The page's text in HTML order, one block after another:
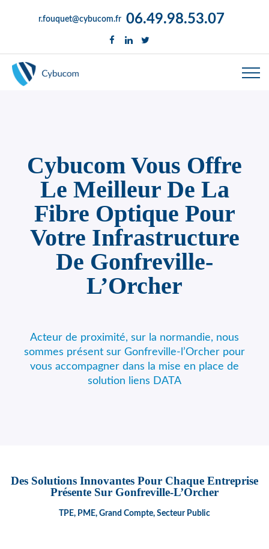
r.fouquet@cybucom.fr 06.49.98.53.07
Cybucom Vous Offre
Le Meilleur De La
Fibre Optique Pour
Votre Infrastructure
De Gonfreville-
L’Orcher
Acteur de proximité, sur la normandie, nous
sommes présent sur Gonfreville-l’Orcher pour
vous accompagner dans la mise en place de
solution liens DATA
Des Solutions Innovantes Pour Chaque Entreprise
Présente Sur Gonfreville-L’Orcher
TPE, PME, Grand Compte, Secteur Public